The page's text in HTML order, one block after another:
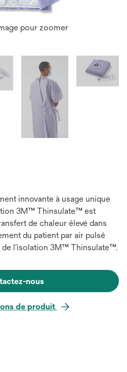
pour zoomer
innovante à usage unique
3M™ Thinsulate™ est
de chaleur élevé dans
du patient par air pulsé
de l'isolation 3M™ Thinsulate™.
nous
de produit